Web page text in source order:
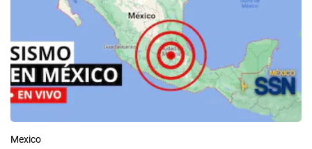
Mexico